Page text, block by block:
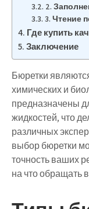
2.
3. Чтение
Где купить
Заключение
Бюретки
химических и
предназначены
жидкостей, что
различных
выбор бюретки
точность ваших
на что обращать